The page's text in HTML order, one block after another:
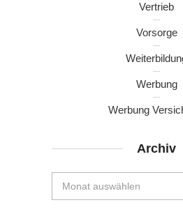
Vertrieb
Vorsorge
Werbung
Werbung
Archiv